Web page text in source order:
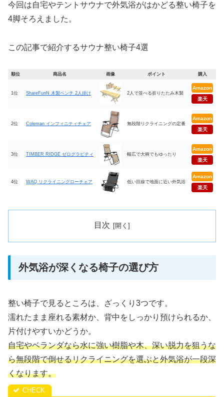
今回は自宅やテントサウナで外気浴がはかどる整い椅子を
4脚そろえました。
この記事で紹介するサウナ整い椅子4選
順位 商品名 画像 ポイント 購入
1位 ShareFunN 木製ベンチ 2人掛け 2人で並べる折りたたみ木製
Amazon
楽天
2位 Coleman インフィニティチェア 無段階リクライニングの定番
Amazon
楽天
3位 TIMBER RIDGE ゼログラビティ 幅広で大柄でもゆったり
Amazon
楽天
4位 WAQ リクライニングローチェア 低い目線で地面に近い外気浴
Amazon
楽天
目次
外気浴が深くなる椅子の選び方
整い椅子で見るところは、ざっくり3つです。
濡れたまま座れる素材か、背中をしっかり預けられるか、
片付けやすいかどうか。
自宅やベランダなら水に強い樹脂や木、深い脱力を狙うな
ら無段階で倒せるリクライニングを選ぶと外気浴が一段深
くなります。